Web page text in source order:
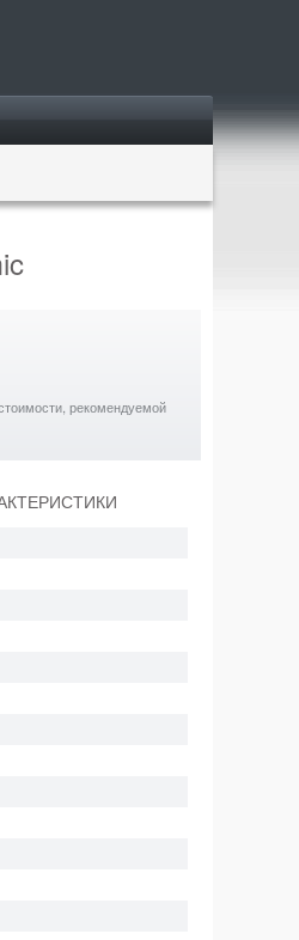
рекомендуемой